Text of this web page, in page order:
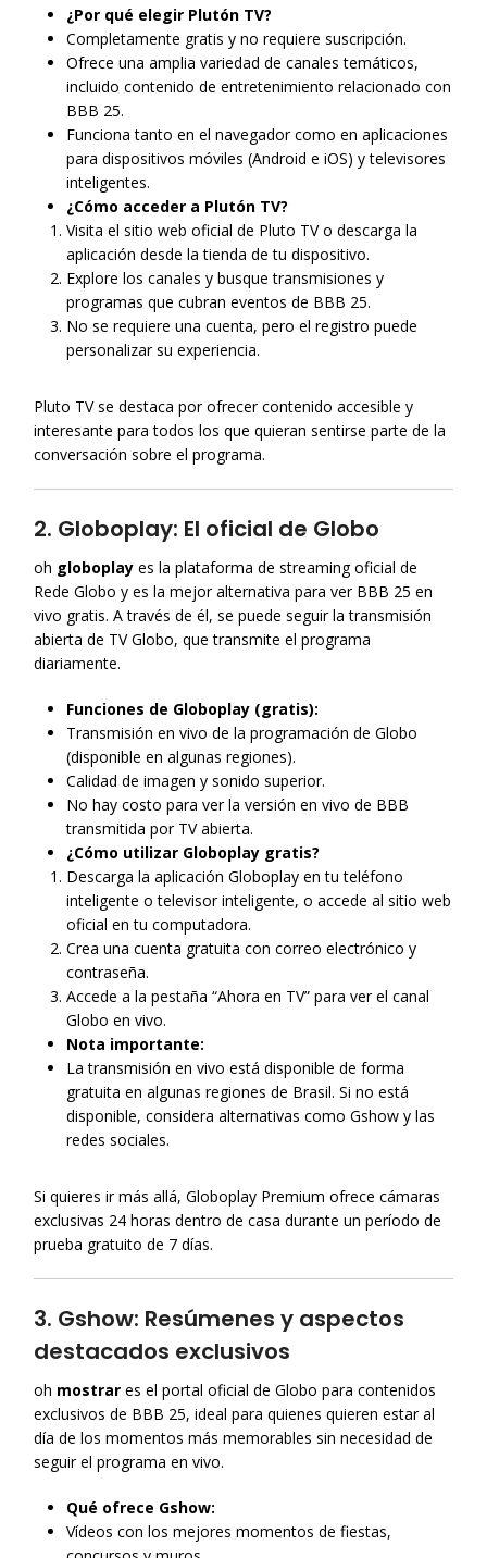
¿Por qué elegir Plutón TV?
Completamente gratis y no requiere suscripción.
Ofrece una amplia variedad de canales temáticos,
incluido contenido de entretenimiento relacionado con
BBB 25.
Funciona tanto en el navegador como en aplicaciones
para dispositivos móviles (Android e iOS) y televisores
inteligentes.
¿Cómo acceder a Plutón TV?
Visita el sitio web oficial de Pluto TV o descarga la
aplicación desde la tienda de tu dispositivo.
Explore los canales y busque transmisiones y
programas que cubran eventos de BBB 25.
No se requiere una cuenta, pero el registro puede
personalizar su experiencia.
Pluto TV se destaca por ofrecer contenido accesible y
interesante para todos los que quieran sentirse parte de la
conversación sobre el programa.
2. Globoplay: El oficial de Globo
oh globoplay es la plataforma de streaming oficial de
Rede Globo y es la mejor alternativa para ver BBB 25 en
vivo gratis. A través de él, se puede seguir la transmisión
abierta de TV Globo, que transmite el programa
diariamente.
Funciones de Globoplay (gratis):
Transmisión en vivo de la programación de Globo
(disponible en algunas regiones).
Calidad de imagen y sonido superior.
No hay costo para ver la versión en vivo de BBB
transmitida por TV abierta.
¿Cómo utilizar Globoplay gratis?
Descarga la aplicación Globoplay en tu teléfono
inteligente o televisor inteligente, o accede al sitio web
oficial en tu computadora.
Crea una cuenta gratuita con correo electrónico y
contraseña.
Accede a la pestaña “Ahora en TV” para ver el canal
Globo en vivo.
Nota importante:
La transmisión en vivo está disponible de forma
gratuita en algunas regiones de Brasil. Si no está
disponible, considera alternativas como Gshow y las
redes sociales.
Si quieres ir más allá, Globoplay Premium ofrece cámaras
exclusivas 24 horas dentro de casa durante un período de
prueba gratuito de 7 días.
3. Gshow: Resúmenes y aspectos
destacados exclusivos
oh mostrar es el portal oficial de Globo para contenidos
exclusivos de BBB 25, ideal para quienes quieren estar al
día de los momentos más memorables sin necesidad de
seguir el programa en vivo.
Qué ofrece Gshow:
Vídeos con los mejores momentos de fiestas,